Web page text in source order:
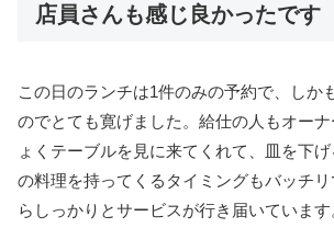
店員さんも感じ良かったです
この日のランチは1件のみの予約で、しか
のでとても寛げました。給仕の人もオー
ょくテーブルを見に来てくれて、皿を下
の料理を持ってくるタイミングもバッチ
らしっかりとサービスが行き届いています